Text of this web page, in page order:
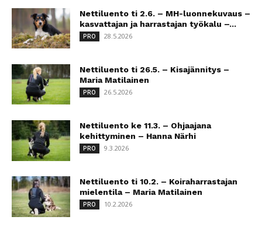
Nettiluento ti 2.6. – MH-luonnekuvaus –
kasvattajan ja harrastajan työkalu –...
PRO 28.5.2026
Nettiluento ti 26.5. – Kisajännitys –
Maria Matilainen
PRO 26.5.2026
Nettiluento ke 11.3. – Ohjaajana
kehittyminen – Hanna Närhi
PRO 9.3.2026
Nettiluento ti 10.2. – Koiraharrastajan
mielentila – Maria Matilainen
PRO 10.2.2026